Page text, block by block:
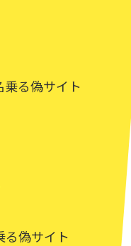
る偽サイト
偽サイト